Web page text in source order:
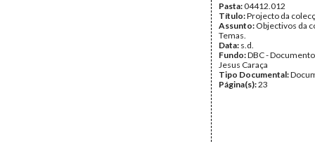
Pasta:04412.012
Título:Projecto da
Assunto: Objectivos da
Temas.
Data: s.d.
Fundo:DBC -
Jesus Caraça
Tipo Documental:
Página(s):23